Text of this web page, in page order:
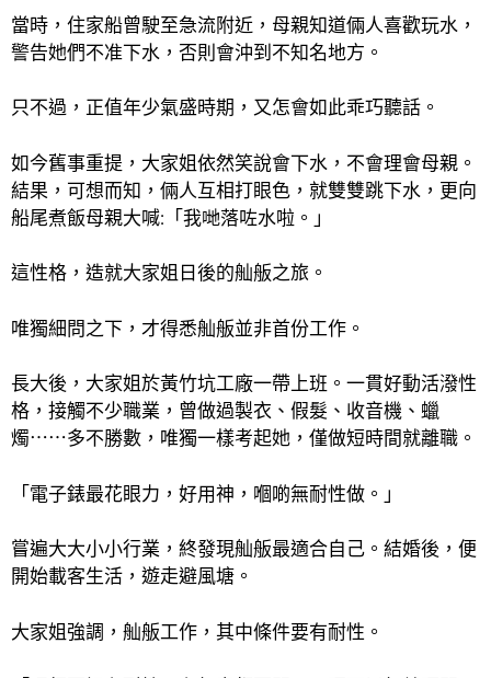
當時，住家船曾駛至急流附近，母親知道倆人喜歡玩水，
警告她們不准下水，否則會沖到不知名地方。
只不過，正值年少氣盛時期，又怎會如此乖巧聽話。
如今舊事重提，大家姐依然笑說會下水，不會理會母親。
結果，可想而知，倆人互相打眼色，就雙雙跳下水，更向
船尾煮飯母親大喊:「我哋落咗水啦。」
這性格，造就大家姐日後的舢舨之旅。
唯獨細問之下，才得悉舢舨並非首份工作。
長大後，大家姐於黃竹坑工廠一帶上班。一貫好動活潑性
格，接觸不少職業，曾做過製衣、假髮、收音機、蠟
燭⋯⋯多不勝數，唯獨一樣考起她，僅做短時間就離職。
「電子錶最花眼力，好用神，嗰啲無耐性做。」
嘗遍大大小小行業，終發現舢舨最適合自己。結婚後，便
開始載客生活，遊走避風塘。
大家姐強調，舢舨工作，其中條件要有耐性。